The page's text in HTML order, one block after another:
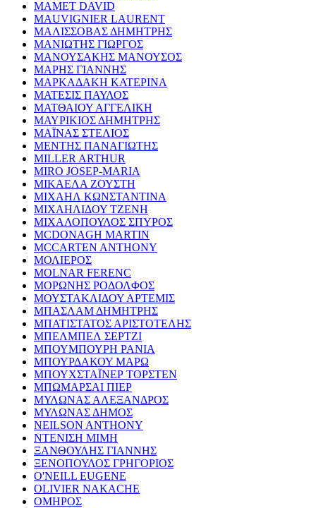
MAMET DAVID
MAUVIGNIER LAURENT
ΜΑΛΙΣΣΟΒΑΣ ΔΗΜΗΤΡΗΣ
ΜΑΝΙΩΤΗΣ ΓΙΩΡΓΟΣ
ΜΑΝΟΥΣΑΚΗΣ ΜΑΝΟΥΣΟΣ
ΜΑΡΗΣ ΓΙΑΝΝΗΣ
ΜΑΡΚΑΔΑΚΗ ΚΑΤΕΡΙΝΑ
ΜΑΤΕΣΙΣ ΠΑΥΛΟΣ
ΜΑΤΘΑΙΟΥ ΑΓΓΕΛΙΚΗ
ΜΑΥΡΙΚΙΟΣ ΔΗΜΗΤΡΗΣ
ΜΑΪΝΑΣ ΣΤΕΛΙΟΣ
ΜΕΝΤΗΣ ΠΑΝΑΓΙΩΤΗΣ
MILLER ARTHUR
MIRO JOSEP-MARIA
ΜΙΚΑΕΛΑ ΖΟΥΣΤΗ
ΜΙΧΑΗΛ ΚΩΝΣΤΑΝΤΙΝΑ
ΜΙΧΑΗΛΙΔΟΥ ΤΖΕΝΗ
ΜΙΧΑΛΟΠΟΥΛΟΣ ΣΠΥΡΟΣ
MCDONAGH MARTIN
MCCARTEN ANTHONY
ΜΟΛΙΕΡΟΣ
MOLNAR FERENC
ΜΟΡΩΝΗΣ ΡΟΔΟΛΦΟΣ
ΜΟΥΣΤΑΚΛΙΔΟΥ ΑΡΤΕΜΙΣ
ΜΠΑΣΛΑΜ ΔΗΜΗΤΡΗΣ
ΜΠΑΤΙΣΤΑΤΟΣ ΑΡΙΣΤΟΤΕΛΗΣ
ΜΠΕΛΜΠΕΛ ΣΕΡΤΖΙ
ΜΠΟΥΜΠΟΥΡΗ ΡΑΝΙΑ
ΜΠΟΥΡΔΑΚΟΥ ΜΑΡΩ
ΜΠΟΥΧΣΤΑΪΝΕΡ ΤΟΡΣΤΕΝ
ΜΠΩΜΑΡΣΑΙ ΠΙΕΡ
ΜΥΛΩΝΑΣ ΑΛΕΞΑΝΔΡΟΣ
ΜΥΛΩΝΑΣ ΔΗΜΟΣ
NEILSON ANTHONY
ΝΤΕΝΙΣΗ ΜΙΜΗ
ΞΑΝΘΟΥΛΗΣ ΓΙΑΝΝΗΣ
ΞΕΝΟΠΟΥΛΟΣ ΓΡΗΓΟΡΙΟΣ
O'NEILL EUGENE
OLIVIER NAKACHE
ΟΜΗΡΟΣ